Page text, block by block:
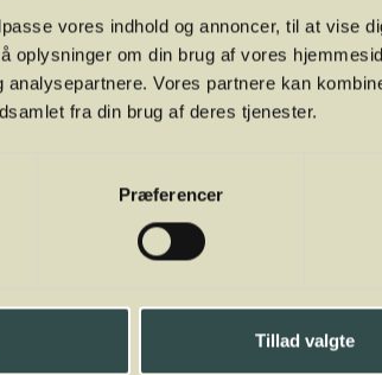
vores indhold og annoncer, til at vise
oplysninger om din brug af vores
analysepartnere. Vores partnere kan
fra din brug af deres tjenester.
Præferencer
Tillad valgte
møre i lidt bouillon. Mix det jævnt i en
til fisk eller kød.
med hakket dild, salt og peber.